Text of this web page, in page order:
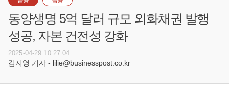
동양생명 5억 달러 규모 외화채권 발행
성공, 자본 건전성 강화
2025-04-29 10:27:04
김지영 기자 - lilie@businesspost.co.kr